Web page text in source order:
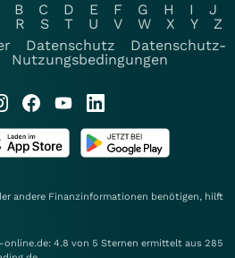
B C D E F G H I
J
R S T U V W X Y
Z
Datenschutz
Datenschutz-
Nutzungsbedingungen
andere Finanzinformationen benötigen, hilft
4.8 von 5 Sternen ermittelt aus 285